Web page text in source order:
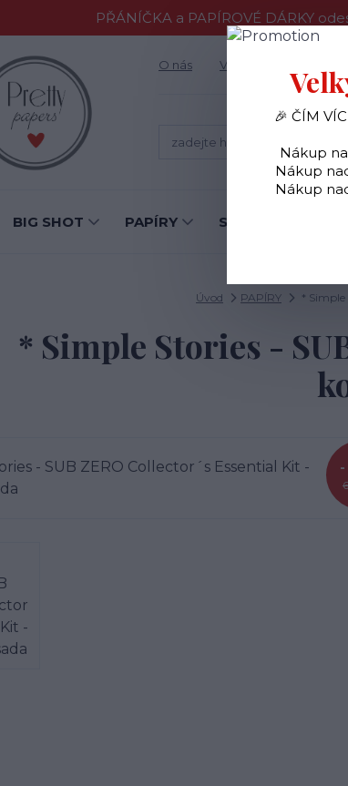
PŘÁNÍČKA a PAPÍROVÉ DÁRKY
O nás Vše o nákupu
BIG SHOT PAPÍRY SAMOLEPKY
Úvod PAPÍRY *
* Simple Stories -
-
🎉 ČÍM
Nákup
Nákup
Nákup